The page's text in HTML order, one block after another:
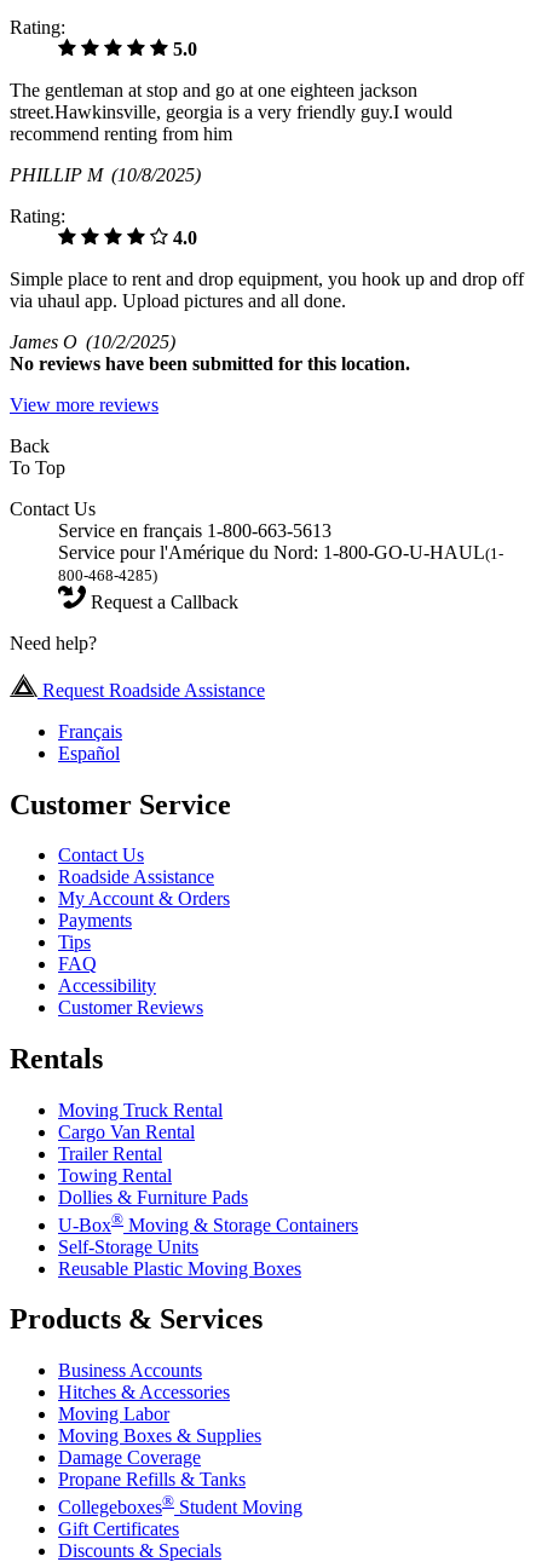
Rating:
5.0
The gentleman at stop and go at one eighteen jackson
street.Hawkinsville, georgia is a very friendly guy.I would
recommend renting from him
PHILLIP M (10/8/2025)
Rating:
4.0
Simple place to rent and drop equipment, you hook up and drop off
via uhaul app. Upload pictures and all done.
James O (10/2/2025)
No reviews have been submitted for this location.
View more reviews
Back
To Top
Contact Us
Service en français 1-800-663-5613
Service pour l'Amérique du Nord: 1-800-GO-U-HAUL(1-
800-468-4285)
Request a Callback
Need help?
Request Roadside Assistance
Français
Español
Customer Service
Contact Us
Roadside Assistance
My Account & Orders
Payments
Tips
FAQ
Accessibility
Customer Reviews
Rentals
Moving Truck Rental
Cargo Van Rental
Trailer Rental
Towing Rental
Dollies & Furniture Pads
U-Box® Moving & Storage Containers
Self-Storage Units
Reusable Plastic Moving Boxes
Products & Services
Business Accounts
Hitches & Accessories
Moving Labor
Moving Boxes & Supplies
Damage Coverage
Propane Refills & Tanks
Collegeboxes® Student Moving
Gift Certificates
Discounts & Specials